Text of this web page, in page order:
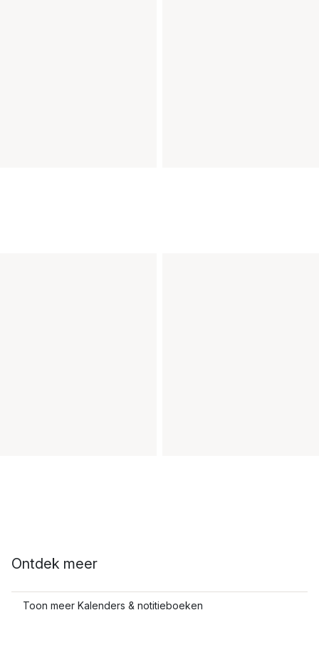
Ontdek meer
Toon meer Kalenders & notitieboeken